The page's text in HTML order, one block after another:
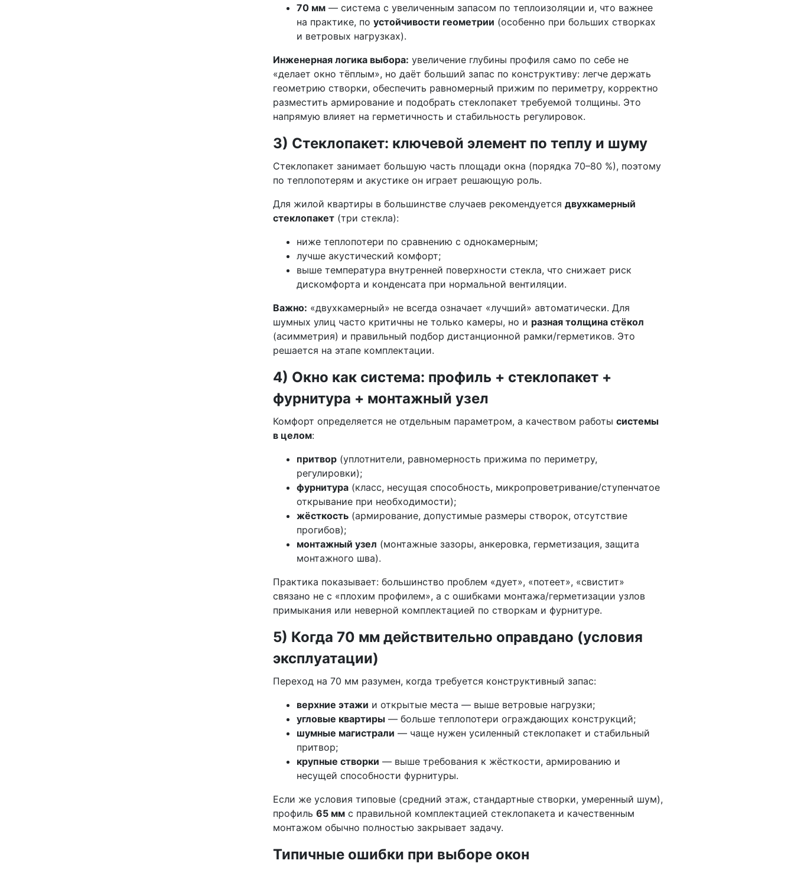
70 мм — система с увеличенным запасом по теплоизоляции и, что важнее
на практике, по устойчивости геометрии (особенно при больших створках
и ветровых нагрузках).
Инженерная логика выбора: увеличение глубины профиля само по себе не
«делает окно тёплым», но даёт больший запас по конструктиву: легче держать
геометрию створки, обеспечить равномерный прижим по периметру, корректно
разместить армирование и подобрать стеклопакет требуемой толщины. Это
напрямую влияет на герметичность и стабильность регулировок.
3) Стеклопакет: ключевой элемент по теплу и шуму
Стеклопакет занимает большую часть площади окна (порядка 70–80 %), поэтому
по теплопотерям и акустике он играет решающую роль.
Для жилой квартиры в большинстве случаев рекомендуется двухкамерный
стеклопакет (три стекла):
ниже теплопотери по сравнению с однокамерным;
лучше акустический комфорт;
выше температура внутренней поверхности стекла, что снижает риск
дискомфорта и конденсата при нормальной вентиляции.
Важно: «двухкамерный» не всегда означает «лучший» автоматически. Для
шумных улиц часто критичны не только камеры, но и разная толщина стёкол
(асимметрия) и правильный подбор дистанционной рамки/герметиков. Это
решается на этапе комплектации.
4) Окно как система: профиль + стеклопакет +
фурнитура + монтажный узел
Комфорт определяется не отдельным параметром, а качеством работы системы
в целом:
притвор (уплотнители, равномерность прижима по периметру,
регулировки);
фурнитура (класс, несущая способность, микропроветривание/ступенчатое
открывание при необходимости);
жёсткость (армирование, допустимые размеры створок, отсутствие
прогибов);
монтажный узел (монтажные зазоры, анкеровка, герметизация, защита
монтажного шва).
Практика показывает: большинство проблем «дует», «потеет», «свистит»
связано не с «плохим профилем», а с ошибками монтажа/герметизации узлов
примыкания или неверной комплектацией по створкам и фурнитуре.
5) Когда 70 мм действительно оправдано (условия
эксплуатации)
Переход на 70 мм разумен, когда требуется конструктивный запас:
верхние этажи и открытые места — выше ветровые нагрузки;
угловые квартиры — больше теплопотери ограждающих конструкций;
шумные магистрали — чаще нужен усиленный стеклопакет и стабильный
притвор;
крупные створки — выше требования к жёсткости, армированию и
несущей способности фурнитуры.
Если же условия типовые (средний этаж, стандартные створки, умеренный шум),
профиль 65 мм с правильной комплектацией стеклопакета и качественным
монтажом обычно полностью закрывает задачу.
Типичные ошибки при выборе окон